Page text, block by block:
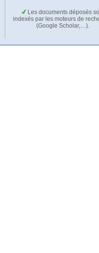
Les documents déposés
indexés par les moteurs de
(Google Scholar,…).